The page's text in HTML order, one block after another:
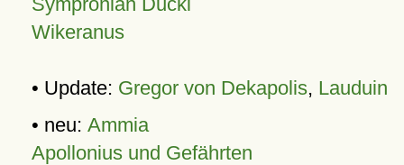
Wikeranus
• Update: Gregor von Dekapolis, Lauduin
• neu: Ammia
Apollonius und Gefährten